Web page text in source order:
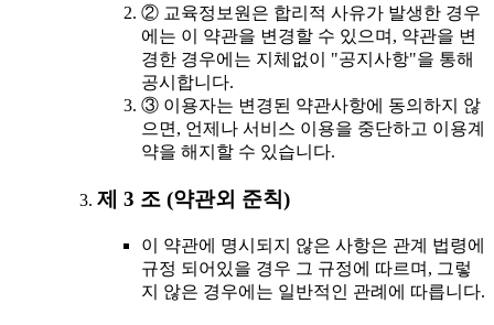
② 교육정보원은 합리적 사유가 발생한 경우
에는 이 약관을 변경할 수 있으며, 약관을 변
경한 경우에는 지체없이 "공지사항"을 통해
공시합니다.
③ 이용자는 변경된 약관사항에 동의하지 않
으면, 언제나 서비스 이용을 중단하고 이용계
약을 해지할 수 있습니다.
제 3 조 (약관외 준칙)
이 약관에 명시되지 않은 사항은 관계 법령에
규정 되어있을 경우 그 규정에 따르며, 그렇
지 않은 경우에는 일반적인 관례에 따릅니다.